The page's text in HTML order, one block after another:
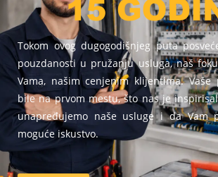
Tokom ovog dugogodišnjeg puta
pouzdanosti u pružanju usluga, naš
Vama, našim cenjenim klijentima.
bile na prvom mestu, što nas je
unapređujemo naše usluge i da Vam
moguće iskustvo.